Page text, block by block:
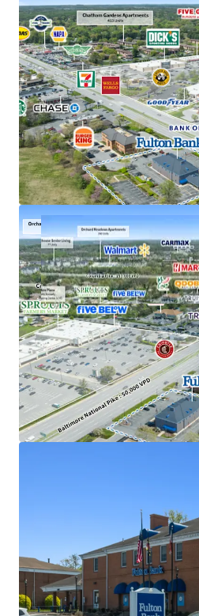
29 with accessibility to
Strong demand
AHHI of $201K
Positioned within dense
Greater Baltimore with